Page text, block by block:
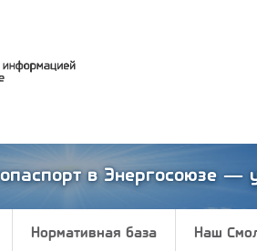
в Энергосоюзе —
Нормативная база Наш